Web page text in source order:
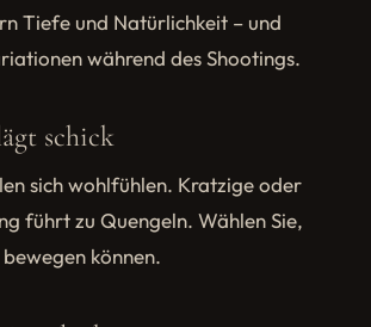
Tiefe und Natürlichkeit – und
während des Shootings.
schick
sich wohlfühlen. Kratzige oder
führt zu Quengeln. Wählen Sie,
können.